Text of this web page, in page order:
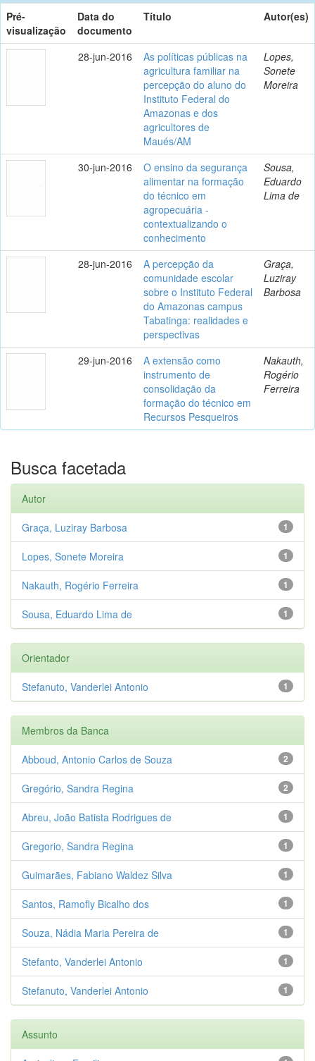
Pré-
visualização
Data do
documento
Título Autor(es)
28-jun-2016
As políticas públicas na
agricultura familiar na
percepção do aluno do
Instituto Federal do
Amazonas e dos
agricultores de
Maués/AM
Lopes,
Sonete
Moreira
30-jun-2016
O ensino da segurança
alimentar na formação
do técnico em
agropecuária -
contextualizando o
conhecimento
Sousa,
Eduardo
Lima de
28-jun-2016
A percepção da
comunidade escolar
sobre o Instituto Federal
do Amazonas campus
Tabatinga: realidades e
perspectivas
Graça,
Luziray
Barbosa
29-jun-2016
A extensão como
instrumento de
consolidação da
formação do técnico em
Recursos Pesqueiros
Nakauth,
Rogério
Ferreira
Busca facetada
Autor
1
Graça, Luziray Barbosa
1
Lopes, Sonete Moreira
1
Nakauth, Rogério Ferreira
1
Sousa, Eduardo Lima de
Orientador
1
Stefanuto, Vanderlei Antonio
Membros da Banca
2
Abboud, Antonio Carlos de Souza
2
Gregório, Sandra Regina
1
Abreu, João Batista Rodrigues de
1
Gregorio, Sandra Regina
1
Guimarães, Fabiano Waldez Silva
1
Santos, Ramofly Bicalho dos
1
Souza, Nádia Maria Pereira de
1
Stefanto, Vanderlei Antonio
1
Stefanuto, Vanderlei Antonio
Assunto